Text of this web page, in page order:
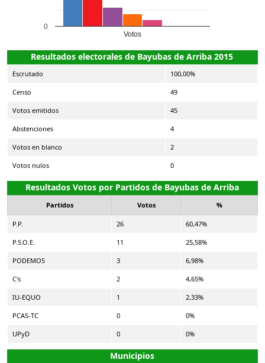
Votos
0
Resultados electorales de Bayubas de Arriba 2015
Escrutado 100,00%
Censo 49
Votos emitidos 45
Abstenciones 4
Votos en blanco 2
Votos nulos 0
Resultados Votos por Partidos de Bayubas de Arriba
Partidos Votos %
P.P. 26 60,47%
P.S.O.E. 11 25,58%
PODEMOS 3 6,98%
C's 2 4,65%
IU-EQUO 1 2,33%
PCAS-TC 0 0%
UPyD 0 0%
Municipios